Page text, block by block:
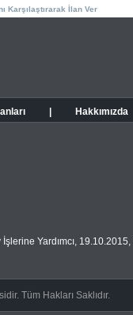
Karşılaştırarak İlan Ver
Hakkımızda
İşlerine Yardımcı, 19.10.2015,
Tüm Hakları Saklıdır.